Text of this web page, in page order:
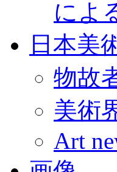
によ
日本美
物故
美術
Art